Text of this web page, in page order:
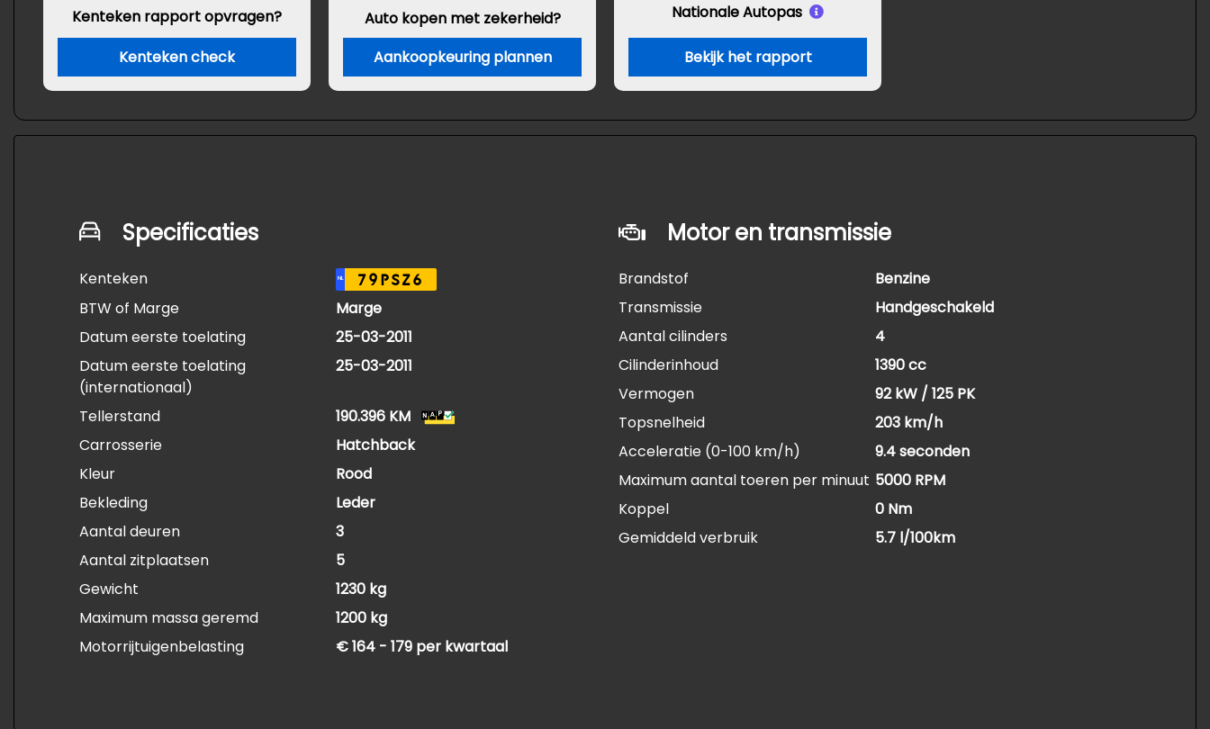
Kenteken rapport opvragen?
Kenteken check
Auto kopen met zekerheid?
Aankoopkeuring plannen
Nationale Autopas
Bekijk het rapport
Specificaties
Kenteken NL 79PSZ6
BTW of Marge
Marge
Datum eerste toelating
25-03-2011
Datum eerste toelating
(internationaal)
25-03-2011
Tellerstand
190.396 KM
Carrosserie
Hatchback
Kleur
Rood
Bekleding
Leder
Aantal deuren
3
Aantal zitplaatsen
5
Gewicht
1230 kg
Maximum massa geremd
1200 kg
Motorrijtuigenbelasting
€ 164 - 179 per kwartaal
Motor en transmissie
Brandstof
Benzine
Transmissie
Handgeschakeld
Aantal cilinders
4
Cilinderinhoud
1390 cc
Vermogen
92 kW / 125 PK
Topsnelheid
203 km/h
Acceleratie (0-100 km/h)
9.4 seconden
Maximum aantal toeren per minuut 5000 RPM
Koppel
0 Nm
Gemiddeld verbruik
5.7 l/100km